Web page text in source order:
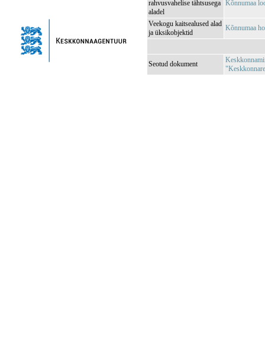
rahvusvahelise tähtsusega
aladel
Kõnnumaa
Veekogu kaitsealused alad
ja üksikobjektid
Kõnnumaa
Seotud dokument